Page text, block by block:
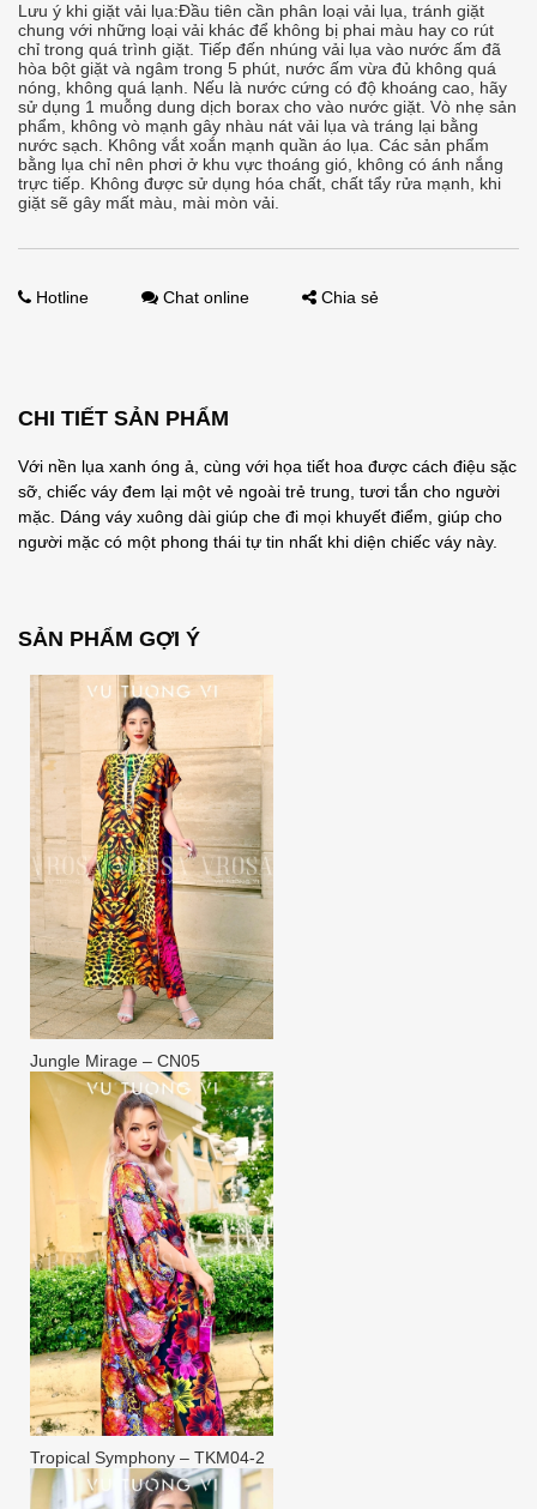
Lưu ý khi giặt vải lụa:Đầu tiên cần phân loại vải lụa, tránh giặt
chung với những loại vải khác để không bị phai màu hay co rút
chỉ trong quá trình giặt. Tiếp đến nhúng vải lụa vào nước ấm đã
hòa bột giặt và ngâm trong 5 phút, nước ấm vừa đủ không quá
nóng, không quá lạnh. Nếu là nước cứng có độ khoáng cao, hãy
sử dụng 1 muỗng dung dịch borax cho vào nước giặt. Vò nhẹ sản
phẩm, không vò mạnh gây nhàu nát vải lụa và tráng lại bằng
nước sạch. Không vắt xoắn mạnh quần áo lụa. Các sản phẩm
bằng lụa chỉ nên phơi ở khu vực thoáng gió, không có ánh nắng
trực tiếp. Không được sử dụng hóa chất, chất tẩy rửa mạnh, khi
giặt sẽ gây mất màu, mài mòn vải.
Hotline Chat online Chia sẻ
CHI TIẾT SẢN PHẨM
Với nền lụa xanh óng ả, cùng với họa tiết hoa được cách điệu sặc
sỡ, chiếc váy đem lại một vẻ ngoài trẻ trung, tươi tắn cho người
mặc. Dáng váy xuông dài giúp che đi mọi khuyết điểm, giúp cho
người mặc có một phong thái tự tin nhất khi diện chiếc váy này.
SẢN PHẨM GỢI Ý
Jungle Mirage – CN05
Tropical Symphony – TKM04-2